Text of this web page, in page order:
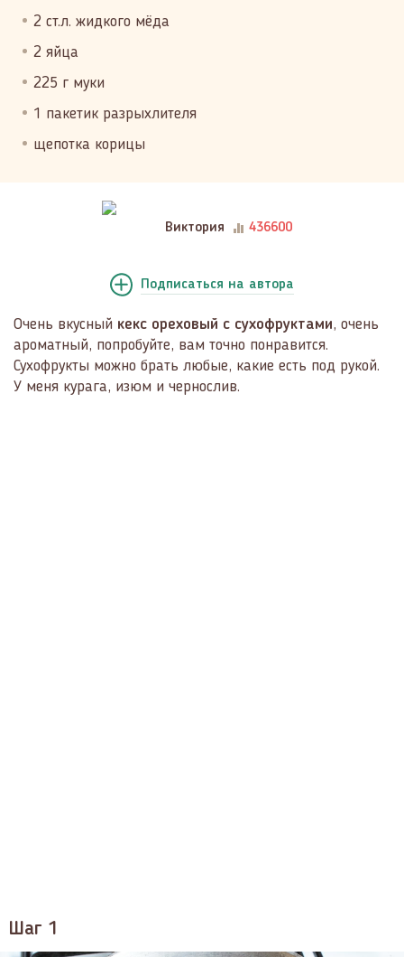
2 ст.л. жидкого мёда
2 яйца
225 г муки
1 пакетик разрыхлителя
щепотка корицы
Виктория 436600
Подписаться на автора
Очень вкусный кекс ореховый с сухофруктами, очень
ароматный, попробуйте, вам точно понравится.
Сухофрукты можно брать любые, какие есть под рукой.
У меня курага, изюм и чернослив.
Шаг 1